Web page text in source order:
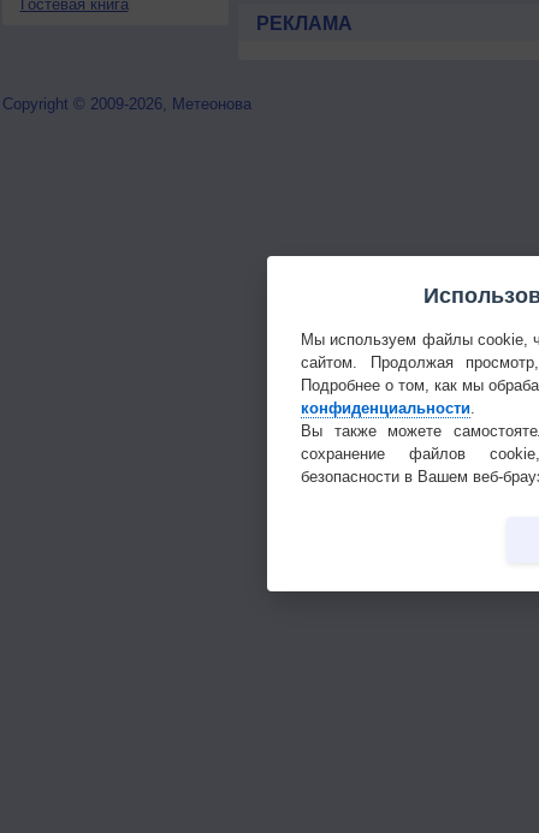
Гостевая книга
РЕКЛАМА
Copyright © 2009-2026, Метеонова
Мы используем файлы cookie,
сайтом. Продолжая
Подробнее о том, как мы
конфиденциальности
Вы также можете
сохранение файлов
безопасности в Вашем веб-